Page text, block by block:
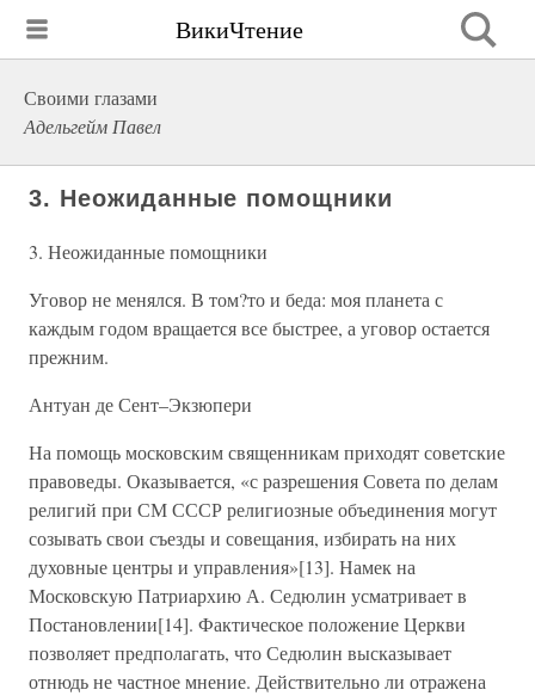
ВикиЧтение
Своими глазами
Адельгейм Павел
3. Неожиданные помощники
3. Неожиданные помощники
Уговор не менялся. В том?то и беда: моя планета с
каждым годом вращается все быстрее, а уговор остается
прежним.
Антуан де Сент–Экзюпери
На помощь московским священникам приходят советские
правоведы. Оказывается, «с разрешения Совета по делам
религий при СМ СССР религиозные объединения могут
созывать свои съезды и совещания, избирать на них
духовные центры и управления»[13]. Намек на
Московскую Патриархию А. Седюлин усматривает в
Постановлении[14]. Фактическое положение Церкви
позволяет предполагать, что Седюлин высказывает
отнюдь не частное мнение. Действительно ли отражена